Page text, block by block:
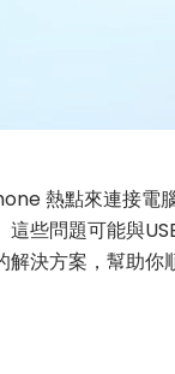
熱點來連接電
這些問題可能與
決方案，幫助你